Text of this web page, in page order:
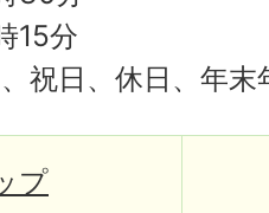
15分
、祝日、休日、年
プ